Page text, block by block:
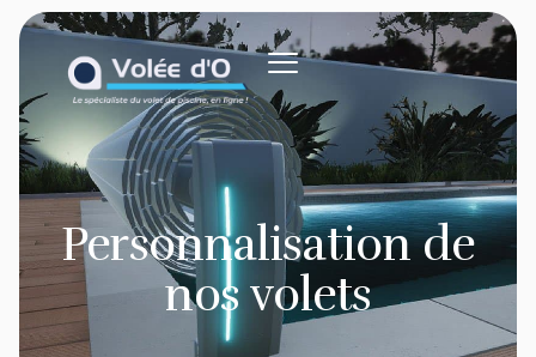
Personnalisation de
nos volets